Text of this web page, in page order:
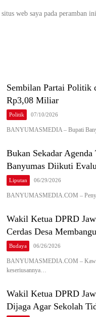
web saya pada peramban
Sembilan Partai Politik
Rp3,08 Miliar
Politik 07/10/2026
BANYUMASMEDIA – Bupati
Bukan Sekadar
Banyumas Diikuti
Liputan 06/29/2026
BANYUMASMEDIA.COM –
Wakil Ketua DPRD
Cerdas Desa
Budaya 06/26/2026
BANYUMASMEDIA.COM –
keseriusannya…
Wakil Ketua DPRD
Dijaga Agar Sekolah